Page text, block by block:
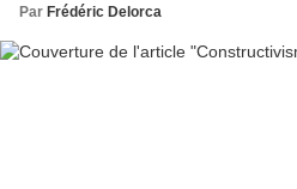
Par Frédéric Delorca